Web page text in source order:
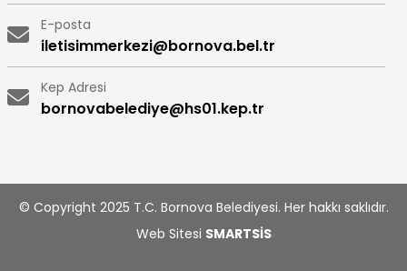
E-posta
iletisimmerkezi@bornova.bel.tr
Kep Adresi
bornovabelediye@hs01.kep.tr
© Copyright 2025 T.C. Bornova Belediyesi. Her hakkı saklıdır.
Web Sitesi SMARTSİS